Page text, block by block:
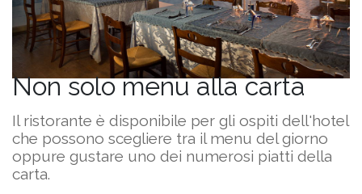
Non solo menu alla carta
Il ristorante è disponibile per gli ospiti dell'hotel
che possono scegliere tra il menu del giorno
oppure gustare uno dei numerosi piatti della
carta.